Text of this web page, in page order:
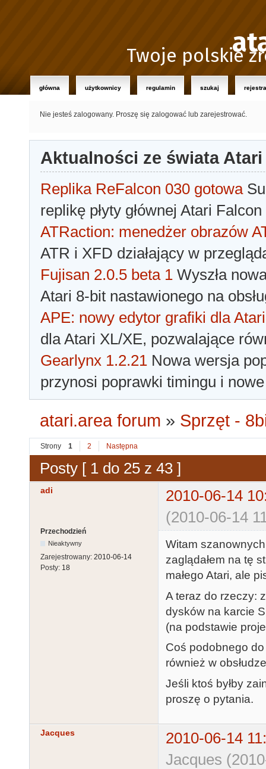
Twoje polskie
główna użytkownicy regulamin szukaj
Nie jesteś zalogowany. Proszę się zalogować lub zarejestrować.
Aktualności ze świata Atari
Replika ReFalcon 030 gotowa
replikę płyty głównej Atari
ATRaction: menedżer obrazów
ATR i XFD działający w
Fujisan 2.0.5 beta 1 Wyszła
Atari 8-bit nastawionego na
APE: nowy edytor grafiki dla Atari
dla Atari XL/XE, pozwalające
Gearlynx 1.2.21 Nowa wersja
przynosi poprawki timingu i
atari.area forum » Sprzęt -
Strony 1 2 Następna
Posty [ 1 do 25 z 43 ]
adi
2010-06-14
(2010-06-14
Przechodzień
Nieaktywny
Zarejestrowany: 2010-06-14
Posty: 18
Witam
zaglądałem na tę
małego Atari, ale
A teraz do rzeczy:
dysków na karcie
(na podstawie
Coś podobnego
również w
Jeśli ktoś byłby
proszę o pytania.
Jacques
2010-06-14
Jacques